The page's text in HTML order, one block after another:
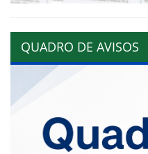
QUADRO DE AVISOS